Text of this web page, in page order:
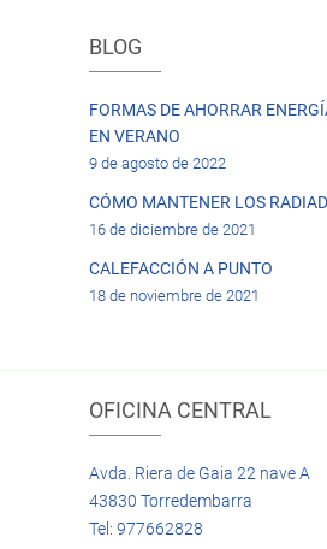
BLOG
FORMAS DE AHORRAR
EN VERANO
9 de agosto de 2022
CÓMO MANTENER LOS
16 de diciembre de 2021
CALEFACCIÓN A PUNTO
18 de noviembre de 2021
OFICINA CENTRAL
Avda. Riera de Gaia 22 nave A
43830 Torredembarra
Tel: 977662828